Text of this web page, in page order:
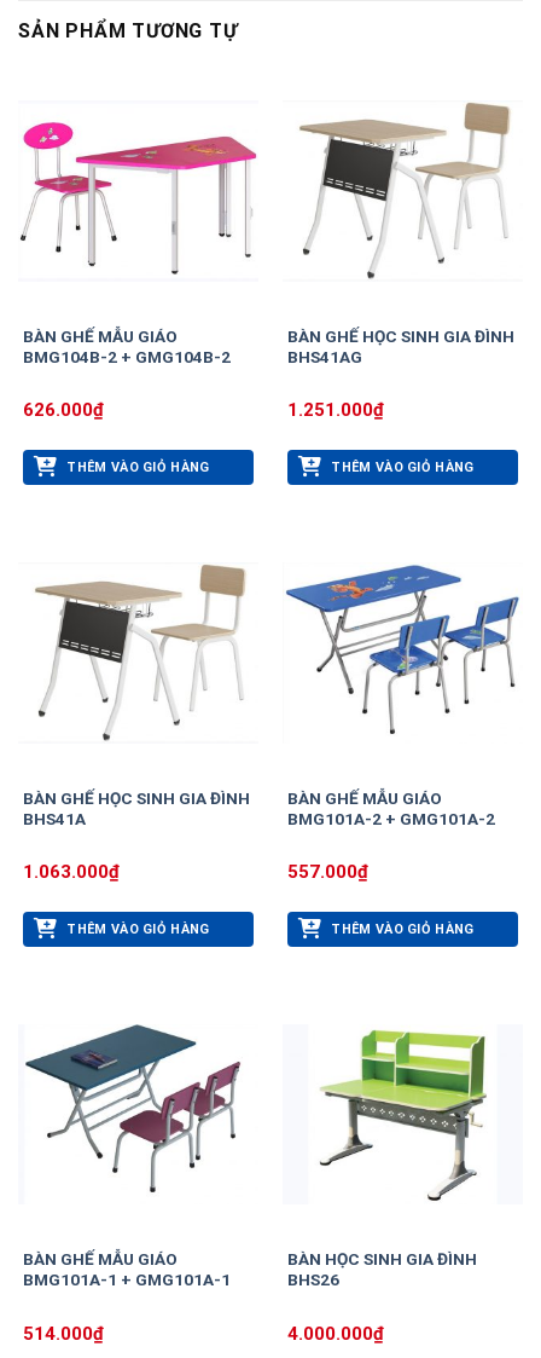
SẢN PHẨM TƯƠNG TỰ
BÀN GHẾ MẪU GIÁO
BMG104B-2 + GMG104B-2
626.000₫
THÊM VÀO GIỎ HÀNG
BÀN GHẾ HỌC SINH GIA ĐÌNH
BHS41AG
1.251.000₫
THÊM VÀO GIỎ HÀNG
BÀN GHẾ HỌC SINH GIA ĐÌNH
BHS41A
1.063.000₫
THÊM VÀO GIỎ HÀNG
BÀN GHẾ MẪU GIÁO
BMG101A-2 + GMG101A-2
557.000₫
THÊM VÀO GIỎ HÀNG
BÀN GHẾ MẪU GIÁO
BMG101A-1 + GMG101A-1
514.000₫
BÀN HỌC SINH GIA ĐÌNH
BHS26
4.000.000₫